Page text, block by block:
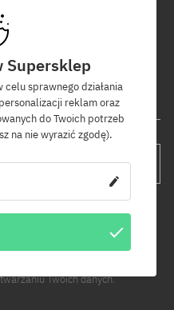
a dowiesz się jako pierwszy o
z wyrażeniem zgody na
wskazany adres e-mail.
danych osobowych jest Cool
ul. Handlowców 2 w
Twoich danych.
Supersklep
celu sprawnego działania
reklam oraz
do Twoich potrzeb
na nie wyrazić zgodę).